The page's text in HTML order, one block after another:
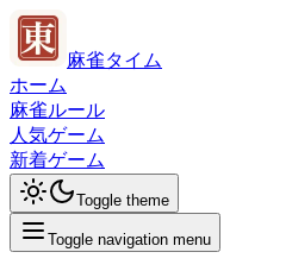
麻雀タイム
ホーム
麻雀ルール
人気ゲーム
新着ゲーム
Toggle theme
Toggle navigation menu